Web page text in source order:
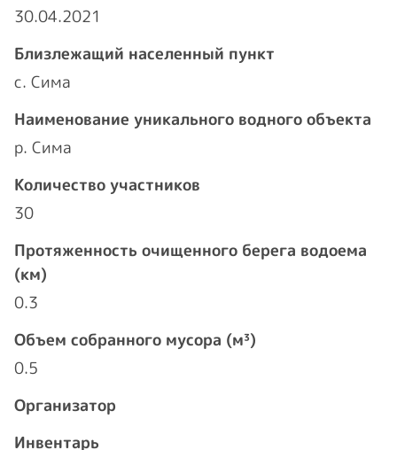
30.04.2021
Близлежащий населенный пункт
с. Сима
Наименование уникального водного объекта
р. Сима
Количество участников
30
Протяженность очищенного берега водоема
(км)
0.3
Объем собранного мусора (м³)
0.5
Организатор
Инвентарь